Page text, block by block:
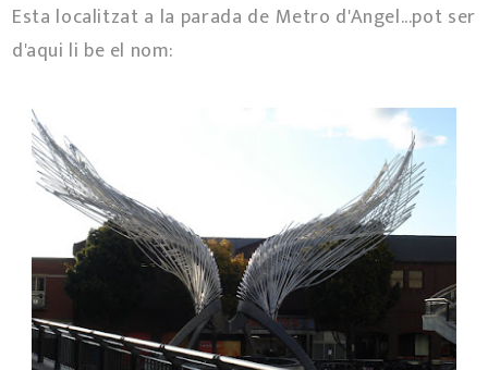
Esta localitzat a la parada de Metro d'Angel...pot ser
d'aqui li be el nom: